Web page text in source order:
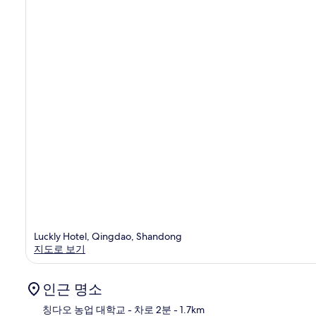
Luckly Hotel, Qingdao, Shandong
지도로 보기
인근 명소
칭다오 농업 대학교 - 차로 2분 - 1.7km